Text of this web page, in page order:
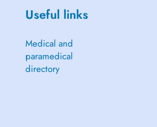
Useful links
Medical and
paramedical
directory